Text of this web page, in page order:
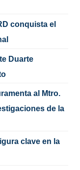
conquista el
Duarte
al Mtro.
de la
clave en la